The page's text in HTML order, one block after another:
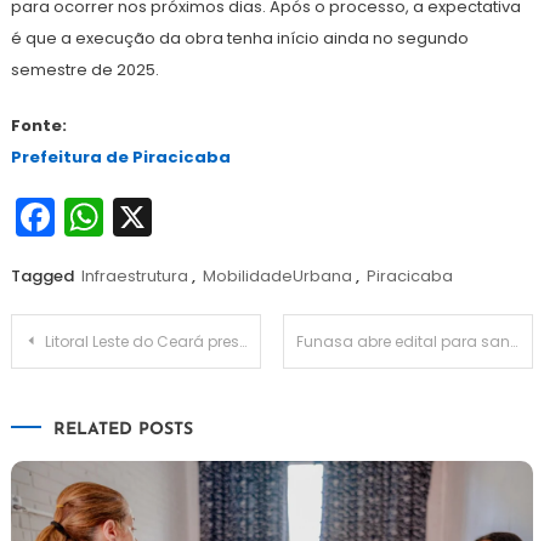
para ocorrer nos próximos dias. Após o processo, a expectativa
é que a execução da obra tenha início ainda no segundo
semestre de 2025.
Fonte:
Prefeitura de Piracicaba
Facebook
WhatsApp
X
Tagged Infraestrutura , MobilidadeUrbana , Piracicaba
Navegação
Litoral Leste do Ceará prestes a abrir licitação de saneamento Funasa abre edital para saneamento em áreas rurais e quilombolas
RELATED POSTS